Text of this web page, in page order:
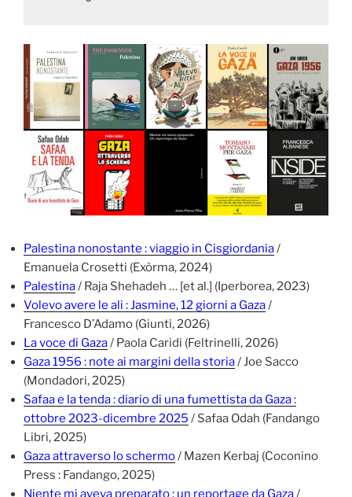
Palestina nonostante : viaggio in Cisgiordania/
Emanuela Crosetti (Exòrma, 2024)
Palestina/ Raja Shehadeh … [et al.] (Iperborea, 2023)
Volevo avere le ali : Jasmine, 12 giorni a Gaza/
Francesco D’Adamo (Giunti, 2026)
La voce di Gaza/ Paola Caridi (Feltrinelli, 2026)
Gaza 1956 : note ai margini della storia/ Joe Sacco
(Mondadori, 2025)
Safaa e la tenda : diario di una fumettista da Gaza :
ottobre 2023-dicembre 2025 / Safaa Odah (Fandango
Libri, 2025)
Gaza attraverso lo schermo/ Mazen Kerbaj (Coconino
Press : Fandango, 2025)
Niente mi aveva preparato : un reportage da Gaza/